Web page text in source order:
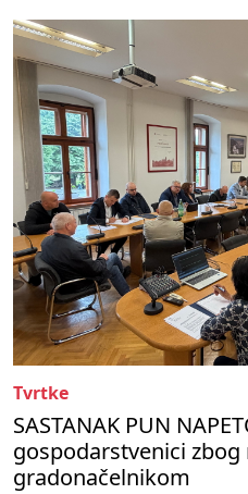
Tvrtke
SASTANAK PUN
gospodarstvenici
gradonačelnikom